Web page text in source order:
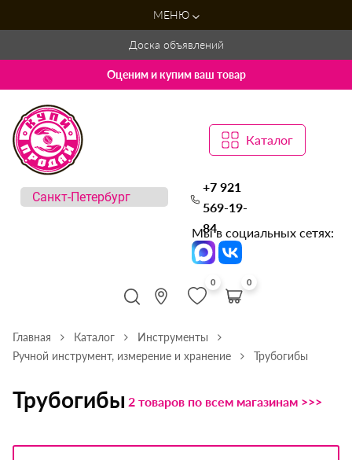
МЕНЮ
Доска объявлений
Оценим и купим ваш товар
Каталог
+7 921
569-19-
84
Мы в социальных сетях:
0 0
Главная Каталог
Инструменты
Ручной инструмент, измерение и хранение
Трубогибы
Трубогибы 2 товаров по всем магазинам >>>